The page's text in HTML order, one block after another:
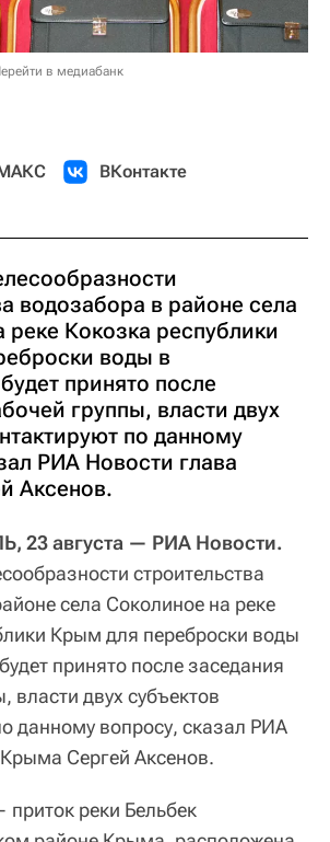
в медиабанк
ВКонтакте
водозабора в районе села
реке Кокозка республики
воды в
принято после
группы, власти двух
по данному
РИА Новости глава
Аксенов.
23 августа — РИА Новости.
строительства
села Соколиное на реке
Крым для переброски воды
принято после заседания
власти двух субъектов
данному вопросу, сказал РИА
Сергей Аксенов.
реки Бельбек